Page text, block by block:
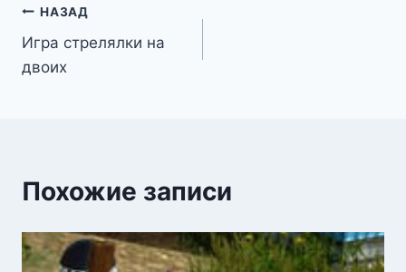
Навигация
по
НАЗАД
Игра стрелялки на
двоих
Похожие записи